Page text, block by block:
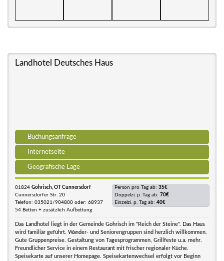
Landhotel Deutsches Haus
Buchungsanfrage
Internetseite
Geografische Lage
01824 Gohrisch, OT Cunnersdorf
Cunnersdorfer Str. 20
Telefon: 035021/904800 oder: 68937
54 Betten + zusätzlich Aufbettung
Person pro Tag ab: 35€
Doppelzi. p. Tag ab: 70€
Einzelzi. p. Tag ab: 40€
Das Landhotel liegt in der Gemeinde Gohrisch im "Reich der Steine". Das Haus
wird familiär geführt. Wander- und Seniorengruppen sind herzlich willkommen.
Gute Gruppenpreise. Gestaltung von Tagesprogrammen, Grillfeste u.a. mehr.
Freundlicher Service in einem Restaurant mit frischer regionaler Küche.
Speisekarte auf unserer Homepage. Speisekartenwechsel erfolgt vor Beginn